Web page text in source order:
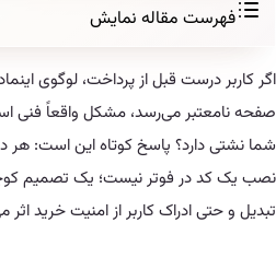
مقالهنمایش
قبل از پرداخت، لوگوی اینماد را
می‌رسد، مشکل واقعاً فنی است یا
پاسخ کوتاه این است: هر دو.رفع
فوتر نیست؛ یک تصمیم کوچک فنی است
کاربر از امنیت خرید اثر می‌گذارد.